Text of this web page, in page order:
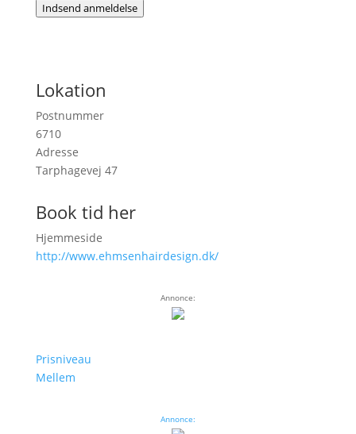
Indsend anmeldelse
Lokation
Postnummer
6710
Adresse
Tarphagevej 47
Book tid her
Hjemmeside
http://www.ehmsenhairdesign.dk/
Annonce:
Prisniveau
Mellem
Annonce: